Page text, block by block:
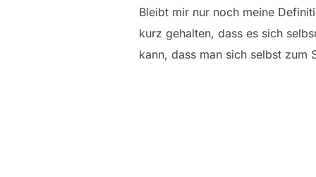
Bleibt mir nur noch meine
kurz gehalten, dass es sich
kann, dass man sich selbst zum